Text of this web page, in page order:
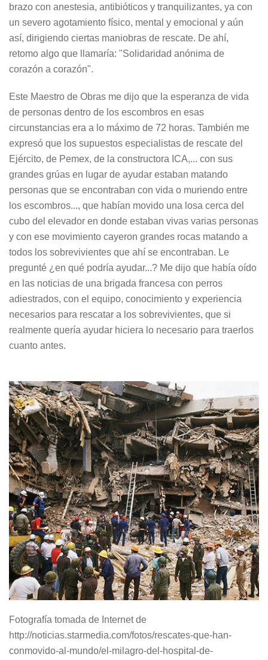
brazo con anestesia, antibióticos y tranquilizantes, ya con
un severo agotamiento físico, mental y emocional y aún
así, dirigiendo ciertas maniobras de rescate. De ahí,
retomo algo que llamaría: "Solidaridad anónima de
corazón a corazón".
Este Maestro de Obras me dijo que la esperanza de vida
de personas dentro de los escombros en esas
circunstancias era a lo máximo de 72 horas. También me
expresó que los supuestos especialistas de rescate del
Ejército, de Pemex, de la constructora ICA,... con sus
grandes grúas en lugar de ayudar estaban matando
personas que se encontraban con vida o muriendo entre
los escombros..., que habían movido una losa cerca del
cubo del elevador en donde estaban vivas varias personas
y con ese movimiento cayeron grandes rocas matando a
todos los sobrevivientes que ahí se encontraban. Le
pregunté ¿en qué podría ayudar...? Me dijo que había oído
en las noticias de una brigada francesa con perros
adiestrados, con el equipo, conocimiento y experiencia
necesarios para rescatar a los sobrevivientes, que si
realmente quería ayudar hiciera lo necesario para traerlos
cuanto antes.
Fotografía tomada de Internet de
http://noticias.starmedia.com/fotos/rescates-que-han-
conmovido-al-mundo/el-milagro-del-hospital-de-